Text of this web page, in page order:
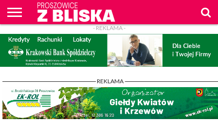
O
NAS
WIADOMOŚCI
ZAPYTAM
WPROST
CENNIK
REKLAM
PROSZOWICE
Z BLISKA
KONTAKT
- REKLAMA -
- REKLAMA -